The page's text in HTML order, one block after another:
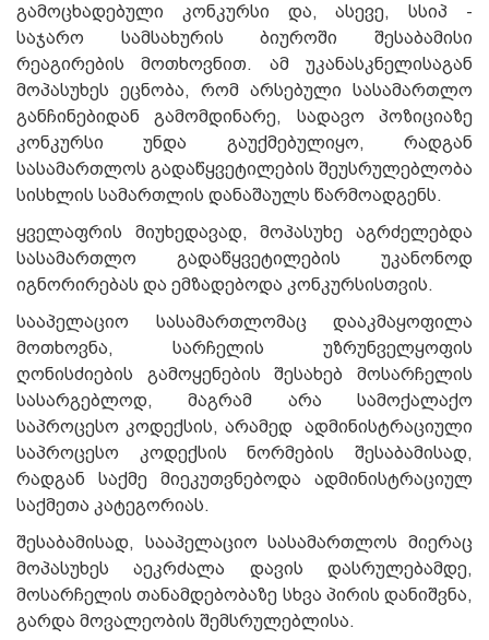
გამოცხადებული კონკურსი და, ასევე, სსიპ -
საჯარო სამსახურის ბიუროში შესაბამისი
რეაგირების მოთხოვნით. ამ უკანასკნელისაგან
მოპასუხეს ეცნობა, რომ არსებული სასამართლო
განჩინებიდან გამომდინარე, სადავო პოზიციაზე
კონკურსი უნდა გაუქმებულიყო, რადგან
სასამართლოს გადაწყვეტილების შეუსრულებლობა
სისხლის სამართლის დანაშაულს წარმოადგენს.
ყველაფრის მიუხედავად, მოპასუხე აგრძელებდა
სასამართლო გადაწყვეტილების უკანონოდ
იგნორირებას და ემზადებოდა კონკურსისთვის.
სააპელაციო სასამართლომაც დააკმაყოფილა
მოთხოვნა, სარჩელის უზრუნველყოფის
ღონისძიების გამოყენების შესახებ მოსარჩელის
სასარგებლოდ, მაგრამ არა სამოქალაქო
საპროცესო კოდექსის, არამედ ადმინისტრაციული
საპროცესო კოდექსის ნორმების შესაბამისად,
რადგან საქმე მიეკუთვნებოდა ადმინისტრაციულ
საქმეთა კატეგორიას.
შესაბამისად, სააპელაციო სასამართლოს მიერაც
მოპასუხეს აეკრძალა დავის დასრულებამდე,
მოსარჩელის თანამდებობაზე სხვა პირის დანიშვნა,
გარდა მოვალეობის შემსრულებლისა.